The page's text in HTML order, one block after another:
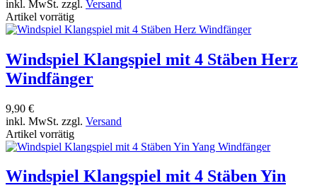
inkl. MwSt. zzgl. Versand
Artikel vorrätig
Windspiel Klangspiel mit 4 Stäben Herz
Windfänger
9,90 €
inkl. MwSt. zzgl. Versand
Artikel vorrätig
Windspiel Klangspiel mit 4 Stäben Yin